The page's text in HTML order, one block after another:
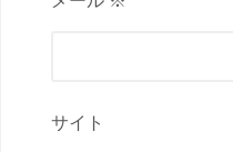
サイト